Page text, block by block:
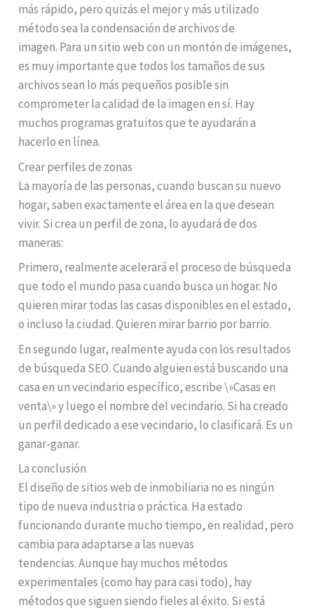
más rápido, pero quizás el mejor y más utilizado
método sea la condensación de archivos de
imagen. Para un sitio web con un montón de imágenes,
es muy importante que todos los tamaños de sus
archivos sean lo más pequeños posible sin
comprometer la calidad de la imagen en sí. Hay
muchos programas gratuitos que te ayudarán a
hacerlo en línea.
Crear perfiles de zonas
La mayoría de las personas, cuando buscan su nuevo
hogar, saben exactamente el área en la que desean
vivir. Si crea un perfil de zona, lo ayudará de dos
maneras:
Primero, realmente acelerará el proceso de búsqueda
que todo el mundo pasa cuando busca un hogar. No
quieren mirar todas las casas disponibles en el estado,
o incluso la ciudad. Quieren mirar barrio por barrio.
En segundo lugar, realmente ayuda con los resultados
de búsqueda SEO. Cuando alguien está buscando una
casa en un vecindario específico, escribe \»Casas en
venta\» y luego el nombre del vecindario. Si ha creado
un perfil dedicado a ese vecindario, lo clasificará. Es un
ganar-ganar.
La conclusión
El diseño de sitios web de inmobiliaria no es ningún
tipo de nueva industria o práctica. Ha estado
funcionando durante mucho tiempo, en realidad, pero
cambia para adaptarse a las nuevas
tendencias. Aunque hay muchos métodos
experimentales (como hay para casi todo), hay
métodos que siguen siendo fieles al éxito. Si está